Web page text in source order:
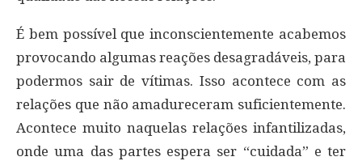
É bem possível que inconscientemente acabemos
provocando algumas reações desagradáveis, para
podermos sair de vítimas. Isso acontece com as
relações que não amadureceram suficientemente.
Acontece muito naquelas relações infantilizadas,
onde uma das partes espera ser “cuidada” e ter